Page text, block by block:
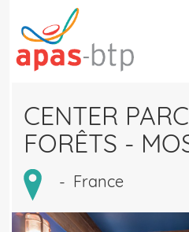
contenu
principal
CENTER
FORÊTS -
- France